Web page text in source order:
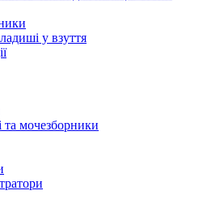
у взуття
та мочезборники